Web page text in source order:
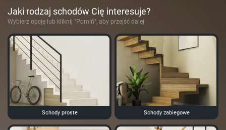
Jaki rodzaj schodów Cię interesuje?
Wybierz opcję lub kliknij "Pomiń", aby przejść dalej
Schody proste Schody zabiegowe